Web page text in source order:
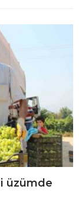
üzümde